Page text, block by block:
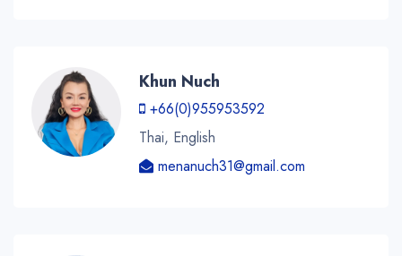
Khun Nuch
+66(0)955953592
Thai, English
menanuch31@gmail.com